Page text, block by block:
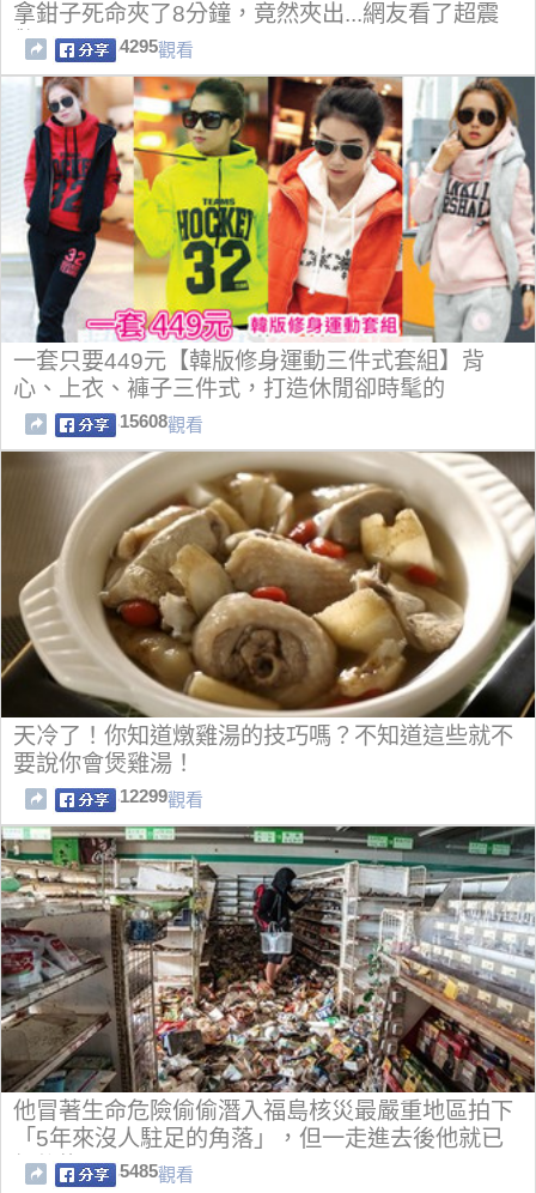
拿鉗子死命夾了8分鐘，竟然夾出...網友看了超震
驚!!
4295觀看
一套只要449元【韓版修身運動三件式套組】背
心、上衣、褲子三件式，打造休閒卻時髦的
15608觀看
天冷了！你知道燉雞湯的技巧嗎？不知道這些就不
要說你會煲雞湯！
12299觀看
他冒著生命危險偷偷潛入福島核災最嚴重地區拍下
「5年來沒人駐足的角落」，但一走進去後他就已
經後悔了…5485觀看